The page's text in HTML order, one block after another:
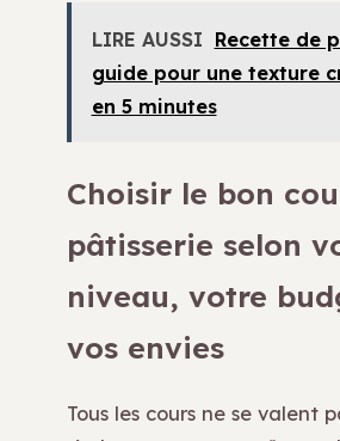
LIRE AUSSI Recette de
guide pour une texture
en 5 minutes
Choisir le bon
pâtisserie selon
niveau, votre
vos envies
Tous les cours ne se valent